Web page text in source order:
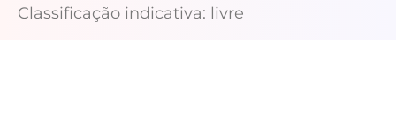
Classificação indicativa: livre